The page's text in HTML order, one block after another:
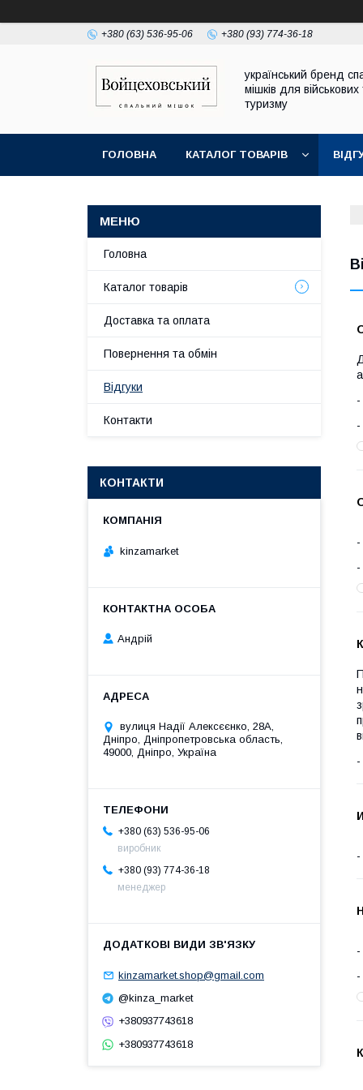
+380 (63) 536-95-06 +380 (93) 774-36-18
український бренд
мішків для військових
туризму
ГОЛОВНА КАТАЛОГ ТОВАРІВ
Головна
Каталог товарів
Доставка та оплата
Повернення та обмін
Відгуки
Контакти
КОНТАКТИ
kinzamarket
Андрій
вулиця Надії Алексєєнко, 28А,
Дніпро, Дніпропетровська область,
49000, Дніпро, Україна
+380 (63) 536-95-06
виробник
+380 (93) 774-36-18
менеджер
kinzamarket.shop@gmail.com
@kinza_market
+380937743618
+380937743618